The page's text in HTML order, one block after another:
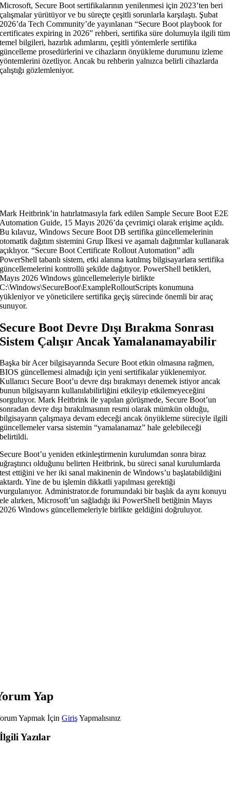
Microsoft, Secure Boot sertifikalarının yenilenmesi için 2023’ten beri
çalışmalar yürütüyor ve bu süreçte çeşitli sorunlarla karşılaştı. Şubat
2026’da Tech Community’de yayınlanan “Secure Boot playbook for
certificates expiring in 2026” rehberi, sertifika süre dolumuyla ilgili tüm
temel bilgileri, hazırlık adımlarını, çeşitli yöntemlerle sertifika
güncelleme prosedürlerini ve cihazların önyükleme durumunu izleme
yöntemlerini özetliyor. Ancak bu rehberin yalnızca belirli cihazlarda
çalıştığı gözlemleniyor.
Mark Heitbrink’in hatırlatmasıyla fark edilen Sample Secure Boot E2E
Automation Guide, 15 Mayıs 2026’da çevrimiçi olarak erişime açıldı.
Bu kılavuz, Windows Secure Boot DB sertifika güncellemelerinin
otomatik dağıtım sistemini Grup İlkesi ve aşamalı dağıtımlar kullanarak
açıklıyor. “Secure Boot Certificate Rollout Automation” adlı
PowerShell tabanlı sistem, etki alanına katılmış bilgisayarlara sertifika
güncellemelerini kontrollü şekilde dağıtıyor. PowerShell betikleri,
Mayıs 2026 Windows güncellemeleriyle birlikte
C:\Windows\SecureBoot\ExampleRolloutScripts konumuna
yükleniyor ve yöneticilere sertifika geçiş sürecinde önemli bir araç
sunuyor.
Secure Boot Devre Dışı Bırakma Sonrası
Sistem Çalışır Ancak Yamalanamayabilir
Başka bir Acer bilgisayarında Secure Boot etkin olmasına rağmen,
BIOS güncellemesi almadığı için yeni sertifikalar yüklenemiyor.
Kullanıcı Secure Boot’u devre dışı bırakmayı denemek istiyor ancak
bunun bilgisayarın kullanılabilirliğini etkileyip etkilemeyeceğini
sorguluyor. Mark Heitbrink ile yapılan görüşmede, Secure Boot’un
sonradan devre dışı bırakılmasının resmi olarak mümkün olduğu,
bilgisayarın çalışmaya devam edeceği ancak önyükleme süreciyle ilgili
güncellemeler varsa sistemin “yamalanamaz” hale gelebileceği
belirtildi.
Secure Boot’u yeniden etkinleştirmenin kurulumdan sonra biraz
uğraştırıcı olduğunu belirten Heitbrink, bu süreci sanal kurulumlarda
test ettiğini ve her iki sanal makinenin de Windows’u başlatabildiğini
aktardı. Yine de bu işlemin dikkatli yapılması gerektiği
vurgulanıyor. Administrator.de forumundaki bir başlık da aynı konuyu
ele alırken, Microsoft’un sağladığı iki PowerShell betiğinin Mayıs
2026 Windows güncellemeleriyle birlikte geldiğini doğruluyor.
Yap
Yapmak İçinGirişYapmalısınız
İlgili Yazılar